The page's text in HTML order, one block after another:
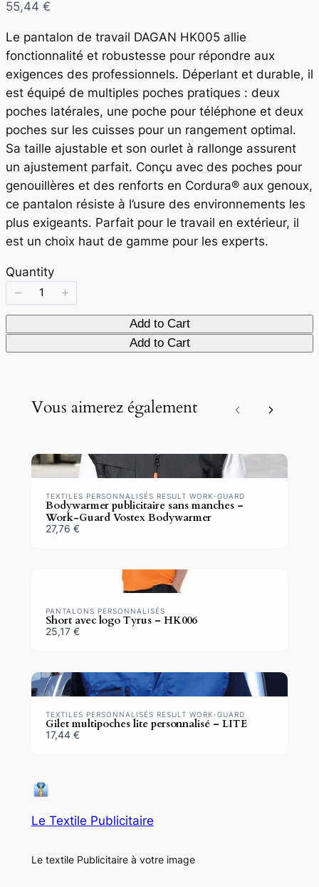
N
w
55,44 €
Le pantalon de travail DAGAN HK005 allie
fonctionnalité et robustesse pour répondre aux
exigences des professionnels. Déperlant et durable, il
est équipé de multiples poches pratiques : deux
poches latérales, une poche pour téléphone et deux
poches sur les cuisses pour un rangement optimal.
Sa taille ajustable et son ourlet à rallonge assurent
un ajustement parfait. Conçu avec des poches pour
genouillères et des renforts en Cordura® aux genoux,
ce pantalon résiste à l’usure des environnements les
plus exigeants. Parfait pour le travail en extérieur, il
est un choix haut de gamme pour les experts.
Quantity
Add to Cart
Add to Cart
Vous aimerez également
PreviousNext
TEXTILES PERSONNALISÉS RESULT WORK-GUARD
Bodywarmer publicitaire sans manches –
Work-Guard Vostex Bodywarmer
27,76 €
PANTALONS PERSONNALISÉS
Short avec logo Tyrus – HK006
25,17 €
TEXTILES PERSONNALISÉS RESULT WORK-GUARD
Gilet multipoches lite personnalisé – LITE
17,44 €
Le Textile Publicitaire
Le textile Publicitaire à votre image